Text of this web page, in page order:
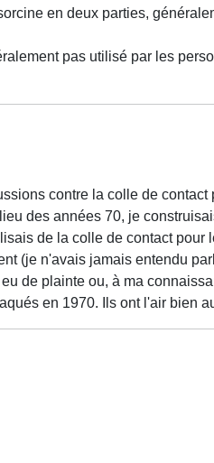
en deux parties,
pas utilisé par les
contre la colle de
des années 70, je
de la colle de contact pour
(je n'avais jamais entendu
de plainte ou, à ma
en 1970. Ils ont l'air bien